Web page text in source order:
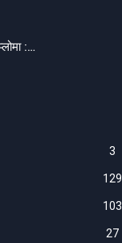
:…
3
129
103
27